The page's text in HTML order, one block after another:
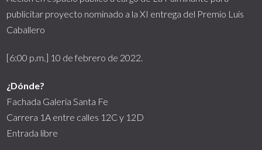
publicitar proyecto nominado a la XI entrega del Premio Luis
Caballero
[6:00 p.m.] 10 de febrero de 2022.
¿Dónde?
Fachada Galería Santa Fe
Carrera 1A entre calles 12C y 12D
Entrada libre